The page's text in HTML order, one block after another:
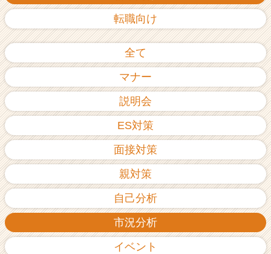
転職向け
全て
マナー
説明会
ES対策
面接対策
親対策
自己分析
市況分析
イベント